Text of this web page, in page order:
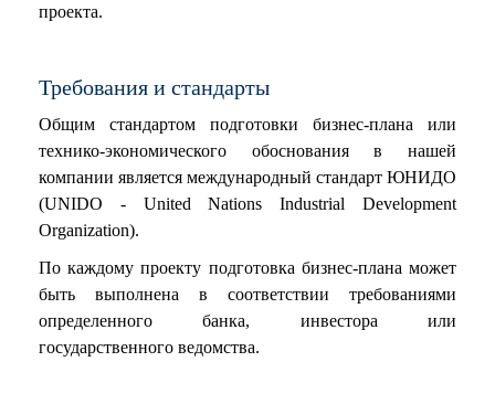
проекта.
Требования и стандарты
Общим стандартом подготовки бизнес-плана или
технико-экономического обоснования в нашей
компании является международный стандарт ЮНИДО
(UNIDO - United Nations Industrial Development
Organization).
По каждому проекту подготовка бизнес-плана может
быть выполнена в соответствии требованиями
определенного банка, инвестора или
государственного ведомства.